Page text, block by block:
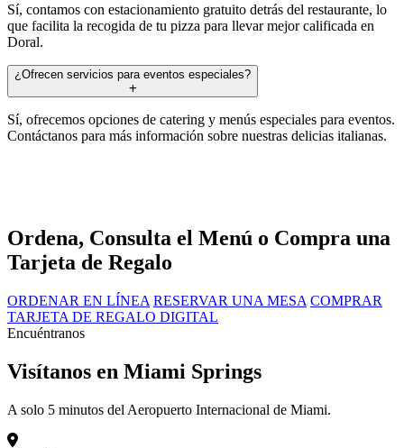
Sí, contamos con estacionamiento gratuito detrás del restaurante, lo
que facilita la recogida de tu pizza para llevar mejor calificada en
Doral.
¿Ofrecen servicios para eventos especiales?
Sí, ofrecemos opciones de catering y menús especiales para eventos.
Contáctanos para más información sobre nuestras delicias italianas.
Ordena, Consulta el Menú o Compra una
Tarjeta de Regalo
ORDENAR EN LÍNEA RESERVAR UNA MESA COMPRAR
TARJETA DE REGALO DIGITAL
Encuéntranos
Visítanos en Miami Springs
A solo 5 minutos del Aeropuerto Internacional de Miami.